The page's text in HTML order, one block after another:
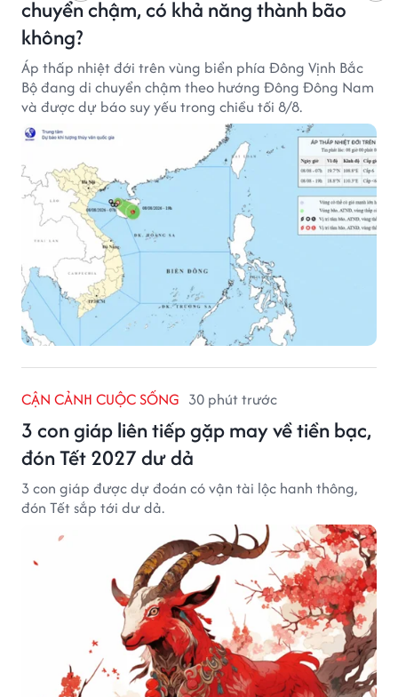
chuyển chậm, có khả năng thành bão
không?
Áp thấp nhiệt đới trên vùng biển phía Đông Vịnh Bắc
Bộ đang di chuyển chậm theo hướng Đông Đông Nam
và được dự báo suy yếu trong chiều tối 8/8.
CẬN CẢNH CUỘC SỐNG 30 phút trước
3 con giáp liên tiếp gặp may về tiền bạc,
đón Tết 2027 dư dả
3 con giáp được dự đoán có vận tài lộc hanh thông,
đón Tết sắp tới dư dả.